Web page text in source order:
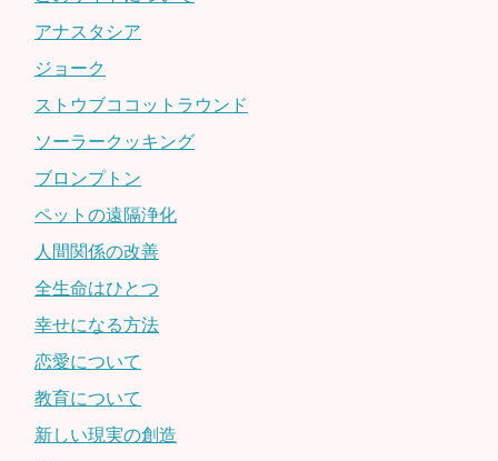
アナスタシア
ジョーク
ストウブココットラウンド
ソーラークッキング
ブロンプトン
ペットの遠隔浄化
人間関係の改善
全生命はひとつ
幸せになる方法
恋愛について
教育について
新しい現実の創造